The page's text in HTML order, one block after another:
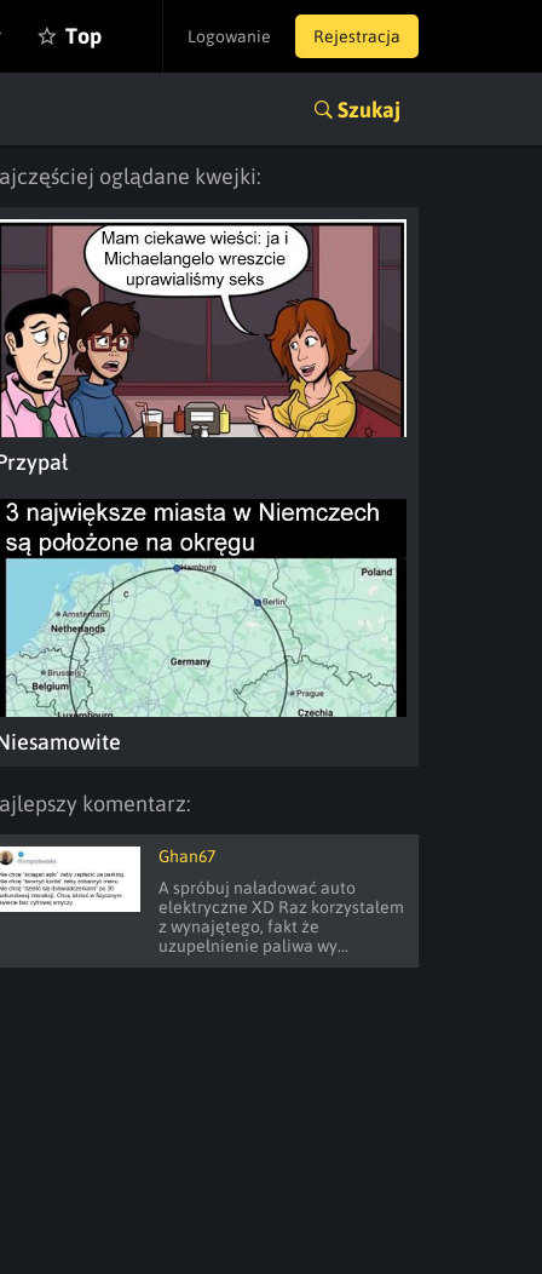
Logowanie Rejestracja
Top
Szukaj
oglądane kwejki:
komentarz:
Ghan67
A spróbuj naładować auto
elektryczne XD Raz korzystałem
z wynajętego, fakt że
uzupełnienie paliwa wy...